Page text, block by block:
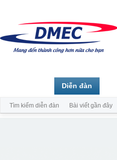
Diễn đàn
Tìm kiếm diễn đàn Bài viết gần đây